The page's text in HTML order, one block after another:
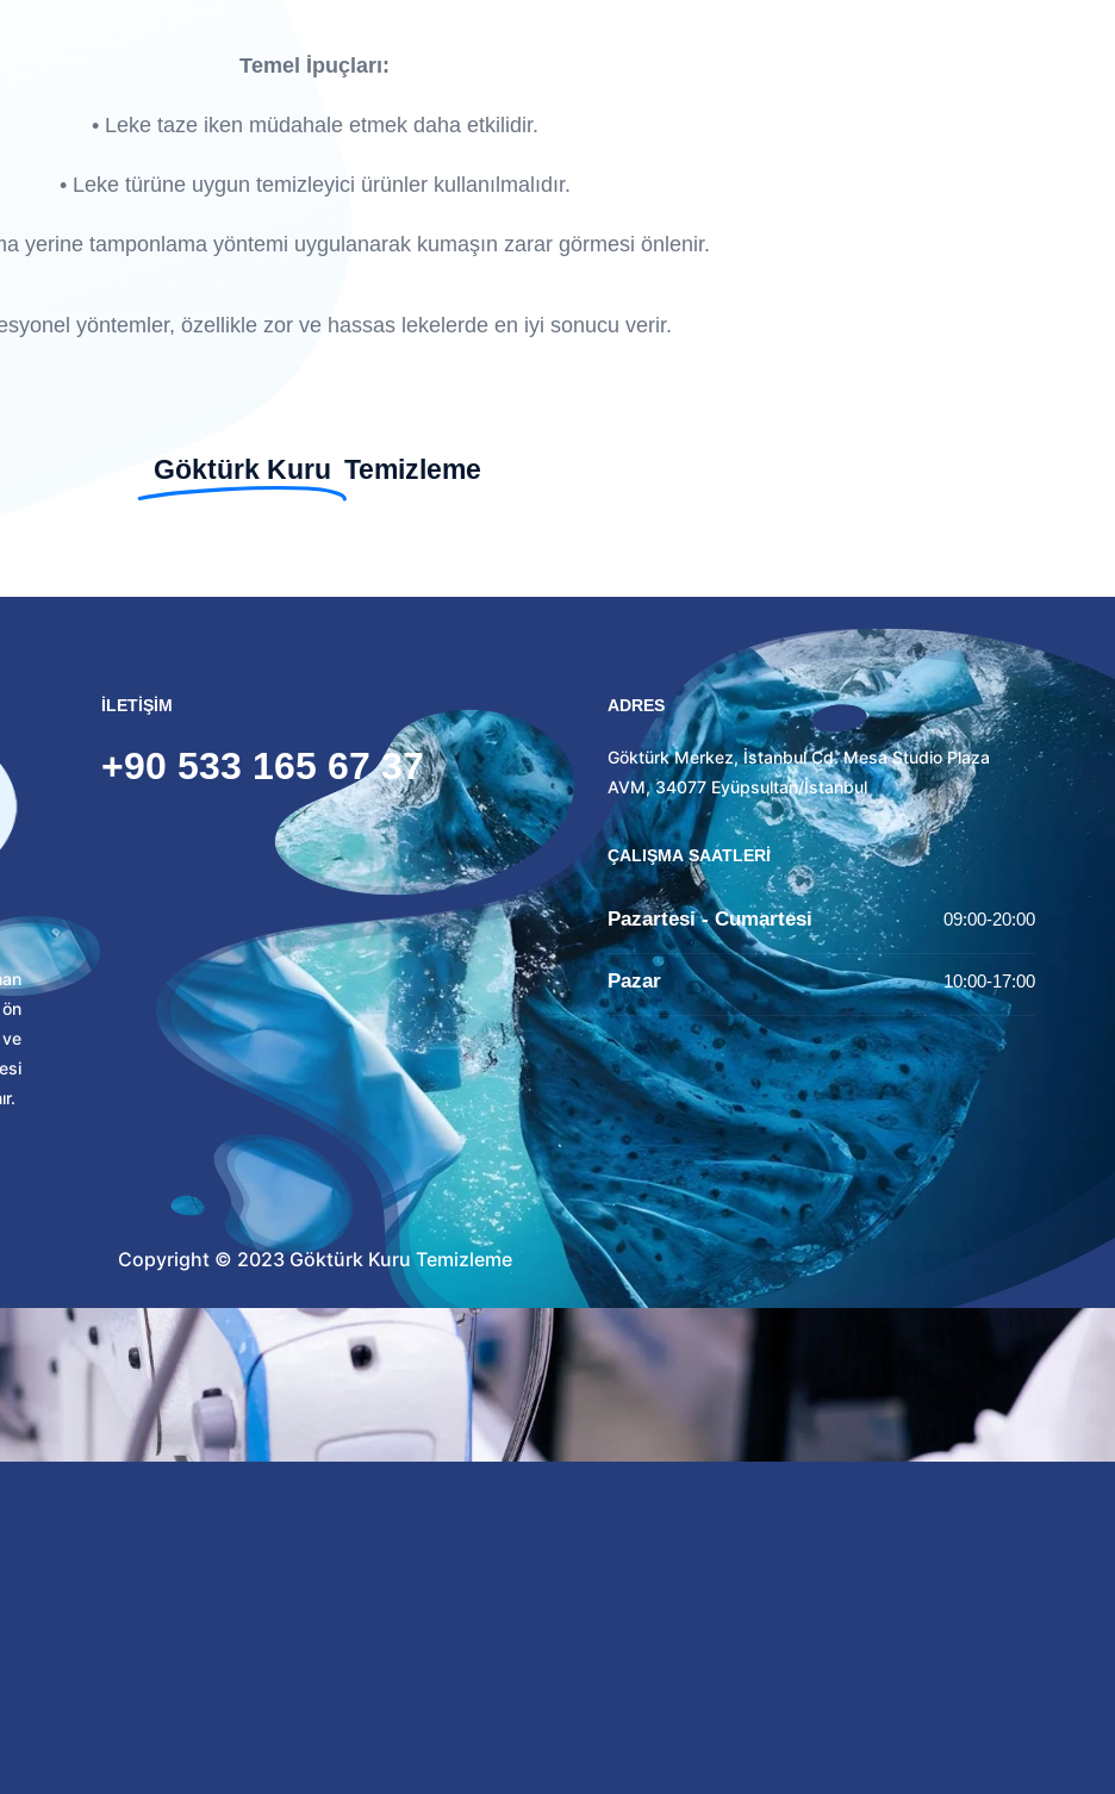
Temel İpuçları:
• Leke taze iken müdahale etmek daha etkilidir.
• Leke türüne uygun temizleyici ürünler kullanılmalıdır.
yerine tamponlama yöntemi uygulanarak kumaşın zarar görmesi önlenir.
yöntemler, özellikle zor ve hassas lekelerde en iyi sonucu verir.
Göktürk Kuru Temizleme
İLETİŞİM
+90 533 165 67 37
ADRES
Göktürk Merkez, İstanbul Cd. Mesa Studio Plaza
AVM, 34077 Eyüpsultan/İstanbul
ÇALIŞMA SAATLERİ
Pazartesi - Cumartesi 09:00-20:00
Pazar 10:00-17:00
Copyright © 2023 Göktürk Kuru Temizleme